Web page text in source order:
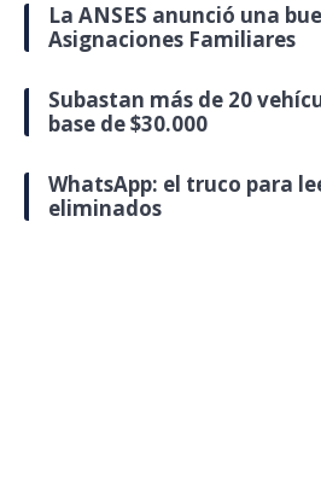
La ANSES anunció una
Asignaciones Familiares
Subastan más de 20
base de $30.000
WhatsApp: el truco para
eliminados